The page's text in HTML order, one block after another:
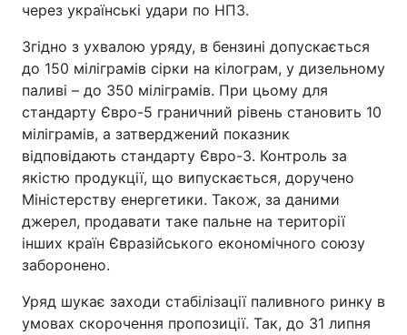
через українські удари по НПЗ.
Згідно з ухвалою уряду, в бензині допускається
до 150 міліграмів сірки на кілограм, у дизельному
паливі – до 350 міліграмів. При цьому для
стандарту Євро-5 граничний рівень становить 10
міліграмів, а затверджений показник
відповідають стандарту Євро-3. Контроль за
якістю продукції, що випускається, доручено
Міністерству енергетики. Також, за даними
джерел, продавати таке пальне на території
інших країн Євразійського економічного союзу
заборонено.
Уряд шукає заходи стабілізації паливного ринку в
умовах скорочення пропозиції. Так, до 31 липня